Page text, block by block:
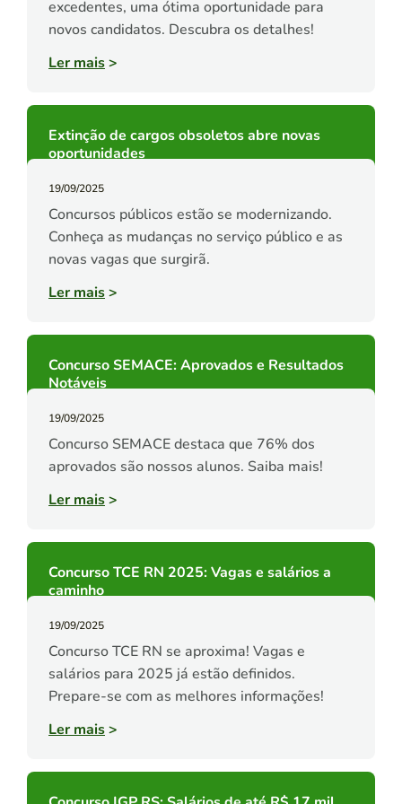
excedentes, uma ótima oportunidade para
novos candidatos. Descubra os detalhes!
Ler mais>
Extinção de cargos obsoletos abre novas
oportunidades
19/09/2025
Concursos públicos estão se modernizando.
Conheça as mudanças no serviço público e as
novas vagas que surgirã.
Ler mais>
Concurso SEMACE: Aprovados e Resultados
Notáveis
19/09/2025
Concurso SEMACE destaca que 76% dos
aprovados são nossos alunos. Saiba mais!
Ler mais>
Concurso TCE RN 2025: Vagas e salários a
caminho
19/09/2025
Concurso TCE RN se aproxima! Vagas e
salários para 2025 já estão definidos.
Prepare-se com as melhores informações!
Ler mais>